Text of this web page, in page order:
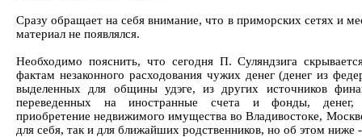
Сразу обращает на себя внимание, что в приморских сетях и
материал не появлялся.
Необходимо пояснить, что сегодня П. Суляндзига
фактам незаконного расходования чужих денег (денег из
выделенных для общины удэге, из других источников
переведенных на иностранные счета и фонды, денег,
приобретение недвижимого имущества во Владивостоке,
для себя, так и для ближайших родственников, но об этом ниже